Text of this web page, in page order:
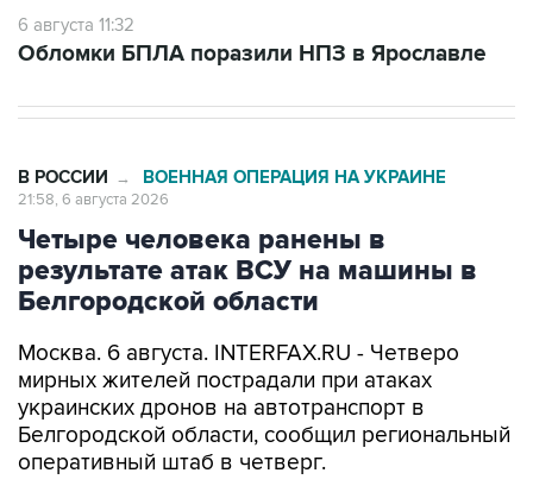
6 августа 11:32
Обломки БПЛА поразили НПЗ в Ярославле
В РОССИИ → ВОЕННАЯ ОПЕРАЦИЯ НА УКРАИНЕ
21:58, 6 августа 2026
Четыре человека ранены в
результате атак ВСУ на машины в
Белгородской области
Москва. 6 августа. INTERFAX.RU - Четверо
мирных жителей пострадали при атаках
украинских дронов на автотранспорт в
Белгородской области, сообщил региональный
оперативный штаб в четверг.